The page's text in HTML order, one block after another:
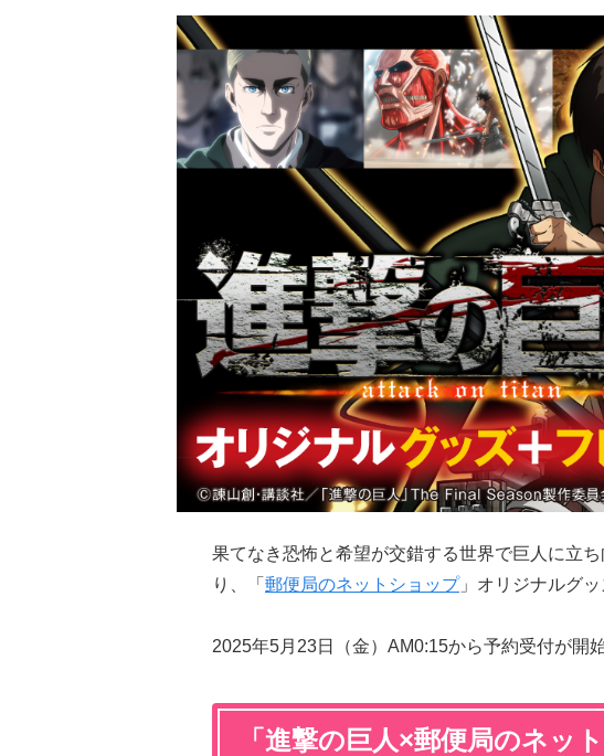
果てなき恐怖と希望が交錯する世界で巨人に立
り、「 郵便局のネットショップ」オリジナルグッ
2025年5月23日（金）AM0:15から予約受付が開始
「進撃の巨人×郵便局のネッ